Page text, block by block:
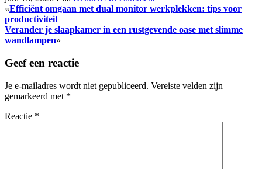
«Efficiënt omgaan met dual monitor werkplekken: tips voor
productiviteit
Verander je slaapkamer in een rustgevende oase met slimme
wandlampen»
Geef een reactie
Je e-mailadres wordt niet gepubliceerd. Vereiste velden zijn
gemarkeerd met *
Reactie *